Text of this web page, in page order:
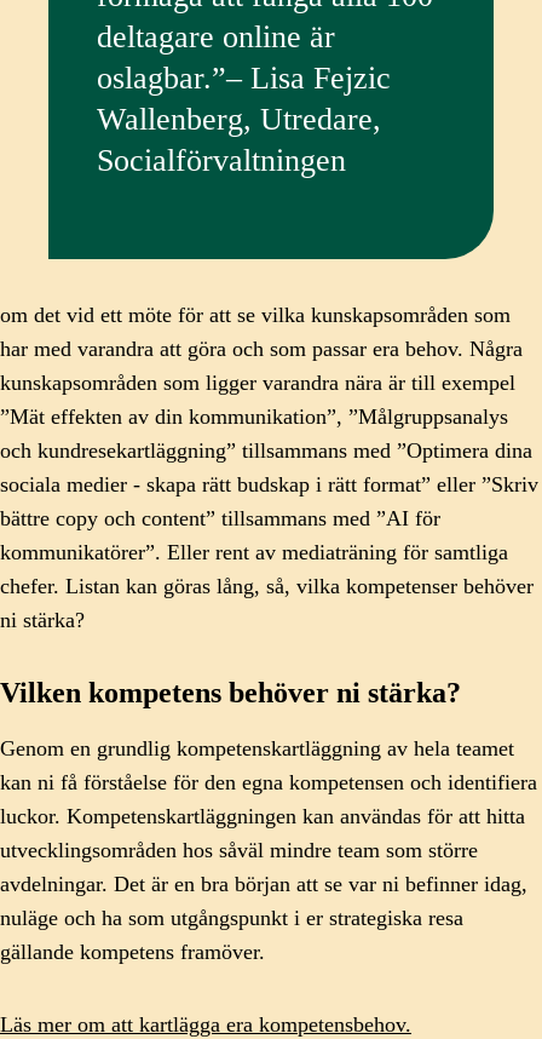
deltagare online är
oslagbar.”– Lisa Fejzic
Wallenberg, Utredare,
Socialförvaltningen
om det vid ett möte för att se vilka kunskapsområden som
har med varandra att göra och som passar era behov. Några
kunskapsområden som ligger varandra nära är till exempel
”Mät effekten av din kommunikation”, ”Målgruppsanalys
och kundresekartläggning” tillsammans med ”Optimera dina
sociala medier - skapa rätt budskap i rätt format” eller ”Skriv
bättre copy och content” tillsammans med ”AI för
kommunikatörer”. Eller rent av mediaträning för samtliga
chefer. Listan kan göras lång, så, vilka kompetenser behöver
ni stärka?
Vilken kompetens behöver ni stärka?
Genom en grundlig kompetenskartläggning av hela teamet
kan ni få förståelse för den egna kompetensen och identifiera
luckor. Kompetenskartläggningen kan användas för att hitta
utvecklingsområden hos såväl mindre team som större
avdelningar. Det är en bra början att se var ni befinner idag,
nuläge och ha som utgångspunkt i er strategiska resa
gällande kompetens framöver.
Läs mer om att kartlägga era kompetensbehov.